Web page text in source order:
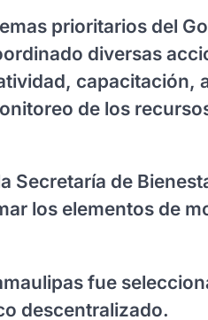
prioritarios del
diversas
capacitación,
de los
Secretaría de
los elementos de
fue
descentralizado.